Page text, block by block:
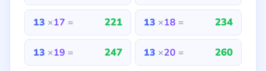
13 ×17 = 221 13 ×18 = 234
13 ×19 = 247 13 ×20 = 260